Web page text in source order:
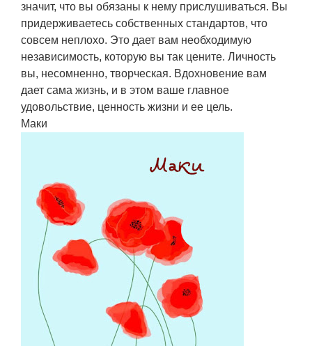
значит, что вы обязаны к нему прислушиваться. Вы
придерживаетесь собственных стандартов, что
совсем неплохо. Это дает вам необходимую
независимость, которую вы так цените. Личность
вы, несомненно, творческая. Вдохновение вам
дает сама жизнь, и в этом ваше главное
удовольствие, ценность жизни и ее цель.
Маки